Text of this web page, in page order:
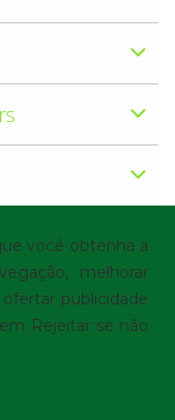
você obtenha a
melhorar
publicidade
Rejeitar se não
Terms of Use|